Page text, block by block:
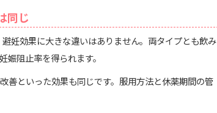
同じ
妊効果に大きな違いはありません。両タイプとも飲み
阻止率を得られます。
善といった効果も同じです。服用方法と休薬期間の管